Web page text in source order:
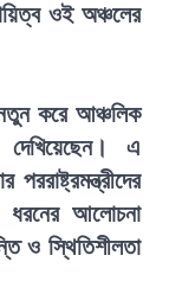
ওই অঞ্চলের
করে আঞ্চলিক
এ
ধরনের আলোচনা
ও স্থিতিশীলতা